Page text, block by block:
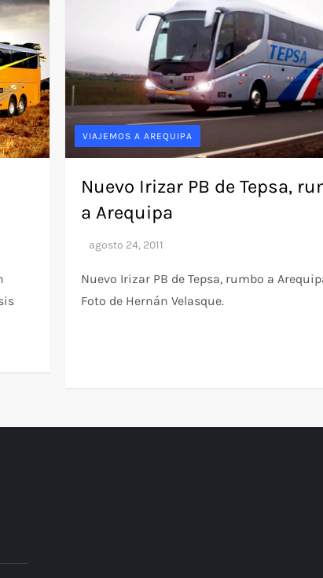
VIAJEMOS A AREQUIPA
Nuevo Irizar PB de Tepsa,
a Arequipa
Nuevo Irizar PB de Tepsa, rumbo a
Foto de Hernán Velasque.